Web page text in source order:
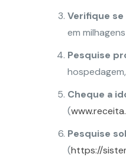
Verifique
em
Pesquise
Cheque a
(
Pesquise
(https://